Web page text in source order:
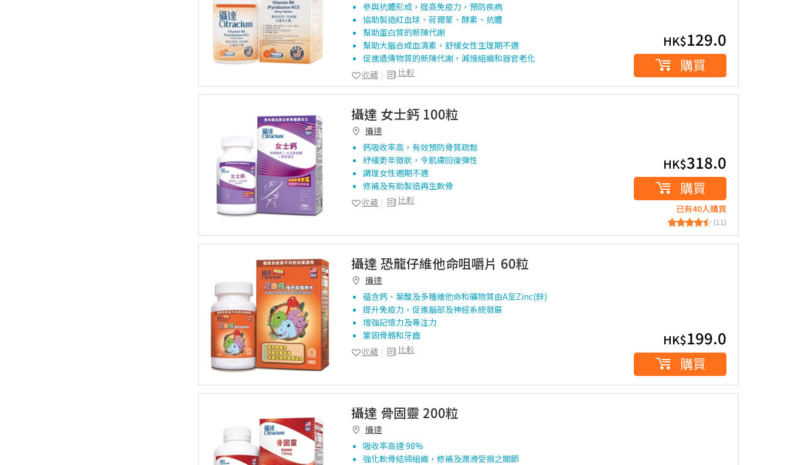
參與抗體形成，提高免疫力，預防疾病
協助製造紅血球、荷爾蒙、酵素、抗體
幫助蛋白質的新陳代謝
幫助大腦合成血清素，舒緩女性生理期不適
促進遺傳物質的新陳代謝，減慢組織和器官老化
比較
收藏
HK$129.0
購買
攝達 女士鈣 100粒
攝達
鈣吸收率高，有效預防骨質疏鬆
紓緩更年徵狀，令肌膚回復彈性
調理女性週期不適
修補及有助製造再生軟骨
比較
收藏
HK$318.0
購買
已有40人購買
(11)
攝達 恐龍仔維他命咀嚼片 60粒
攝達
蘊含鈣、葉酸及多種維他命和礦物質由A至Zinc(鋅)
提升免疫力，促進腦部及神經系統發展
增強記憶力及專注力
鞏固骨骼和牙齒
比較
收藏
HK$199.0
購買
攝達 骨固靈 200粒
攝達
吸收率高達 98%
強化軟骨結締組織，修補及潤滑受損之關節